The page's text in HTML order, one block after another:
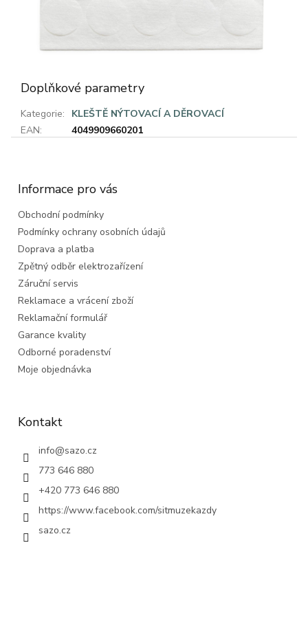
Doplňkové parametry
Kategorie:
KLEŠTĚ NÝTOVACÍ A DĚROVACÍ
EAN: 4049909660201
Informace pro vás
Obchodní podmínky
Podmínky ochrany osobních údajů
Doprava a platba
Zpětný odběr elektrozařízení
Záruční servis
Reklamace a vrácení zboží
Reklamační formulář
Garance kvality
Odborné poradenství
Moje objednávka
Kontakt
info@sazo.cz
773 646 880
+420 773 646 880
https://www.facebook.com/sitmuzekazdy
sazo.cz